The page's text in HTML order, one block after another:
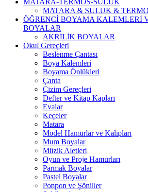
MATARA-TERMOS-SULUK
MATARA & SULUK &
ÖĞRENCİ BOYAMA KALEMLERİ
BOYALAR
AKRİLİK BOYALAR
Okul Gereçleri
Beslenme Çantası
Boya Kalemleri
Boyama Önlükleri
Çanta
Çizim Gereçleri
Defter ve Kitap Kapları
Evalar
Keçeler
Matara
Model Hamurlar ve Kalıpları
Mum Boyalar
Müzik Aletleri
Oyun ve Proje Hamurları
Parmak Boyalar
Pastel Boyalar
Ponpon ve Şöniller